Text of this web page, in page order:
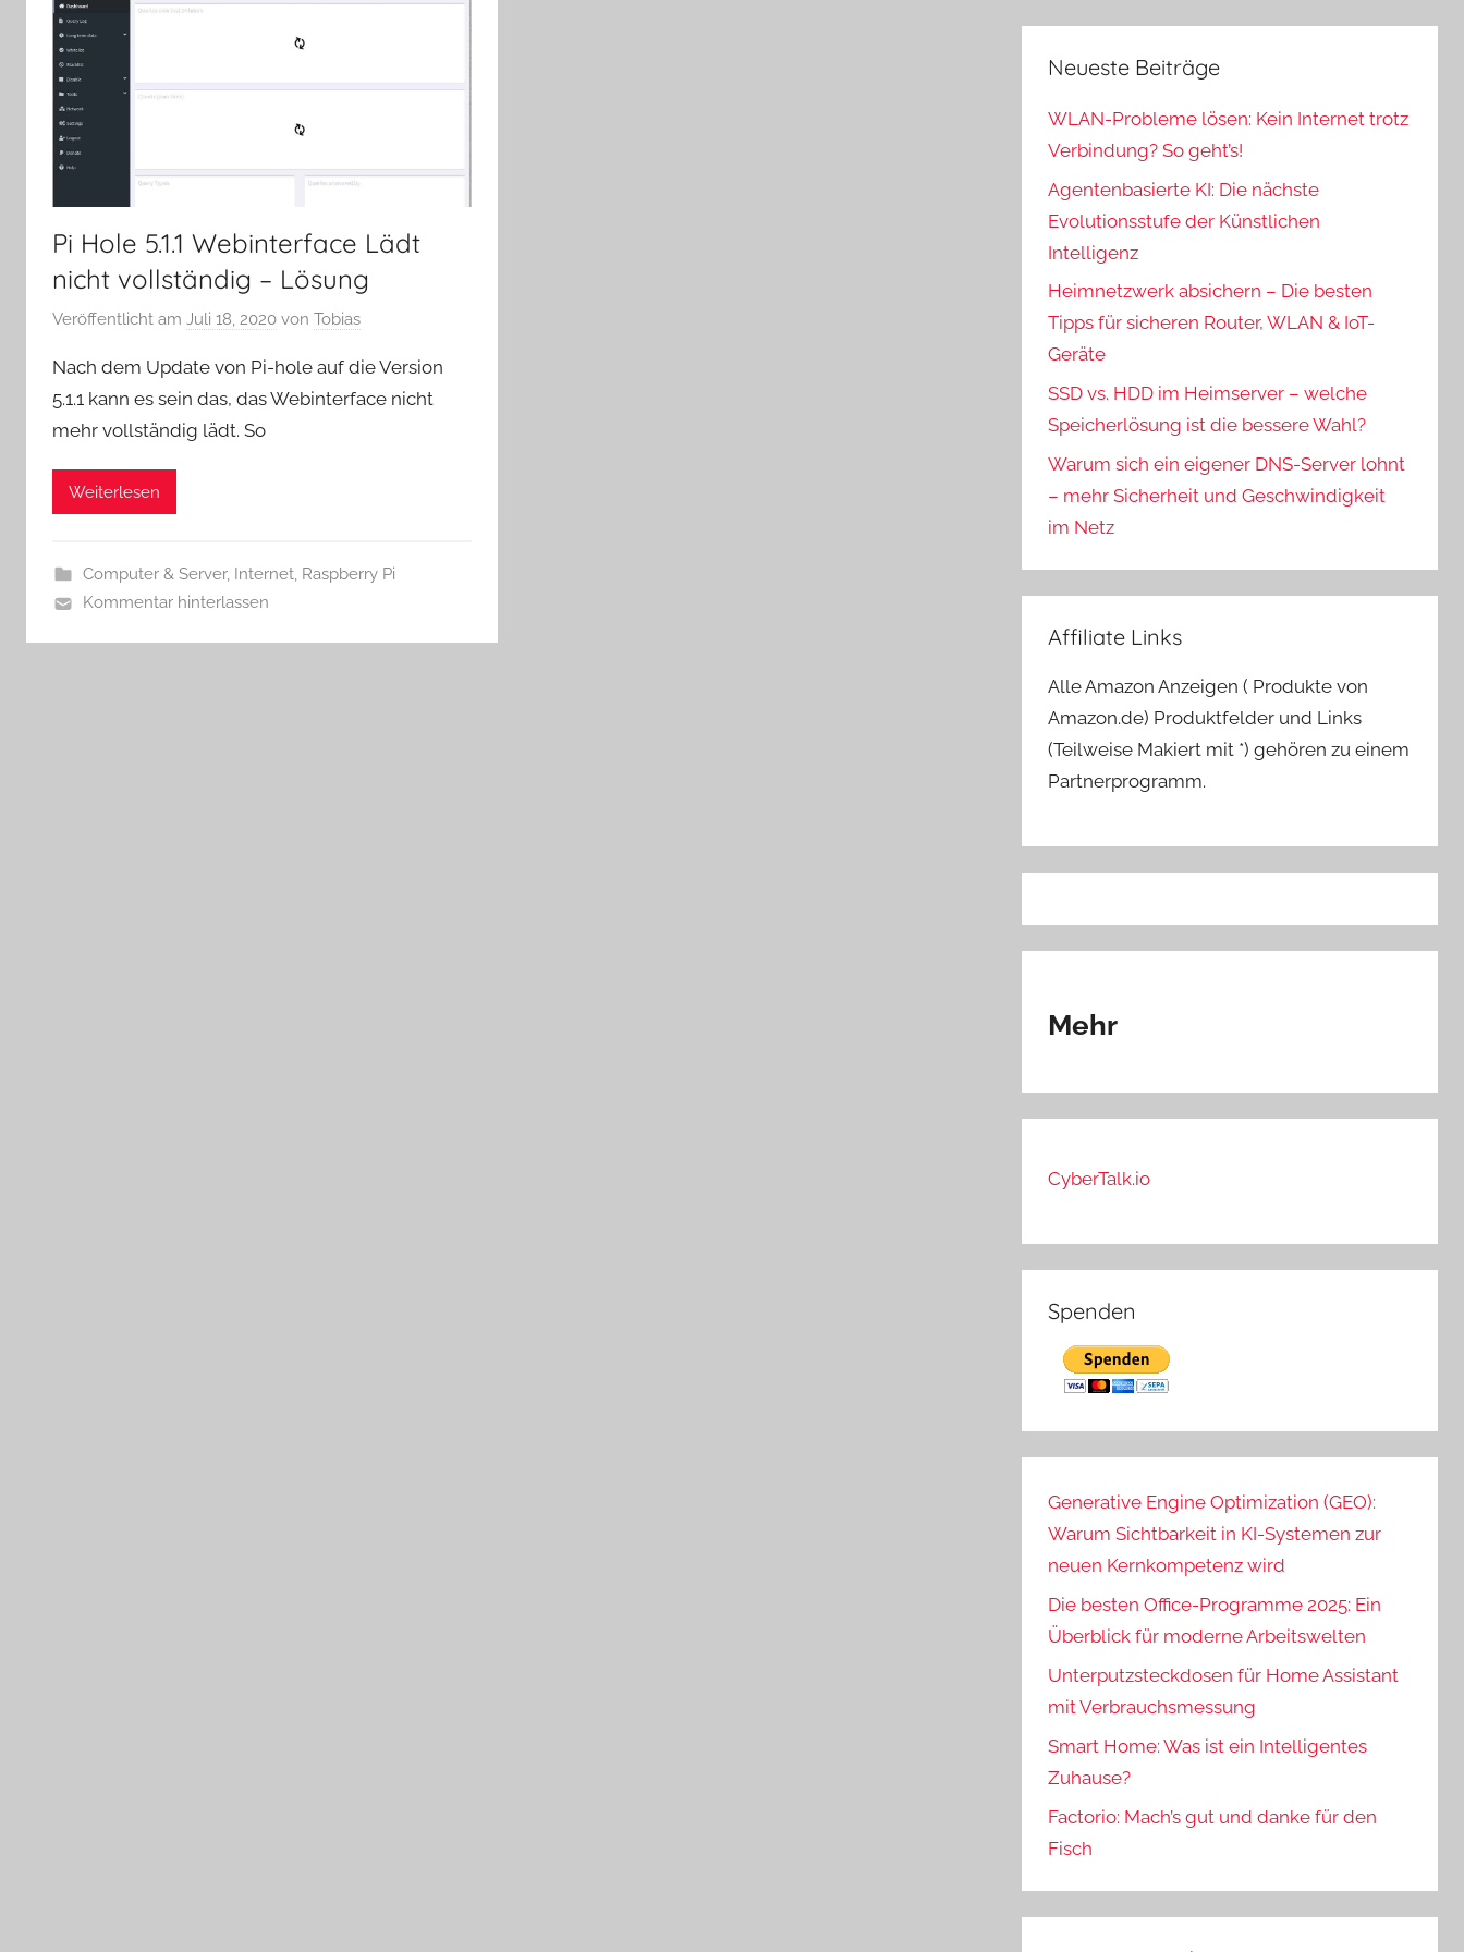
Pi Hole 5.1.1 Webinterface Lädt
nicht vollständig – Lösung
Veröffentlicht am Juli 18, 2020 von Tobias
Nach dem Update von Pi-hole auf die Version
5.1.1 kann es sein das, das Webinterface nicht
mehr vollständig lädt. So
Weiterlesen
Computer & Server, Internet, Raspberry Pi
Kommentar hinterlassen
Neueste Beiträge
WLAN-Probleme lösen: Kein Internet trotz
Verbindung? So geht’s!
Agentenbasierte KI: Die nächste
Evolutionsstufe der Künstlichen
Intelligenz
Heimnetzwerk absichern – Die besten
Tipps für sicheren Router, WLAN & IoT-
Geräte
SSD vs. HDD im Heimserver – welche
Speicherlösung ist die bessere Wahl?
Warum sich ein eigener DNS-Server lohnt
– mehr Sicherheit und Geschwindigkeit
im Netz
Affiliate Links
Alle Amazon Anzeigen ( Produkte von
Amazon.de) Produktfelder und Links
(Teilweise Makiert mit *) gehören zu einem
Partnerprogramm.
Mehr
CyberTalk.io
Spenden
Generative Engine Optimization (GEO):
Warum Sichtbarkeit in KI-Systemen zur
neuen Kernkompetenz wird
Die besten Office-Programme 2025: Ein
Überblick für moderne Arbeitswelten
Unterputzsteckdosen für Home Assistant
mit Verbrauchsmessung
Smart Home: Was ist ein Intelligentes
Zuhause?
Factorio: Mach’s gut und danke für den
Fisch